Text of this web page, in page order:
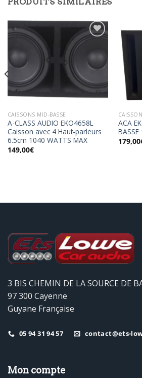
Ajouter
à la
wishlist
CAISSONS MID-BASSE
A-CLASS AUDIO EKO4658L
Caisson avec 4 Haut-parleurs
6.5cm 1040 WATTS MAX
149,00€
ACA
179,00
3 BIS CHEMIN DE LA SOURCE DE
97 300 Cayenne
Guyane Française
05 94 31 94 57 contact@ets-
Mon compte